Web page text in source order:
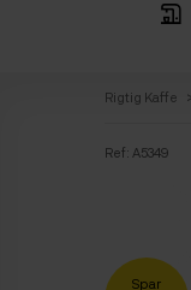
Rigtig Kaffe
Ref: A5349
Spar